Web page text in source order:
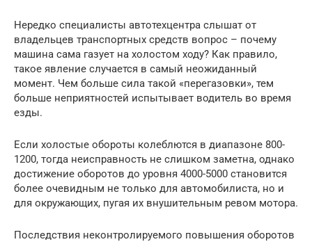
Нередко специалисты автотехцентра слышат от
владельцев транспортных средств вопрос – почему
машина сама газует на холостом ходу? Как правило,
такое явление случается в самый неожиданный
момент. Чем больше сила такой «перегазовки», тем
больше неприятностей испытывает водитель во время
езды.
Если холостые обороты колеблются в диапазоне 800-
1200, тогда неисправность не слишком заметна, однако
достижение оборотов до уровня 4000-5000 становится
более очевидным не только для автомобилиста, но и
для окружающих, пугая их внушительным ревом мотора.
Последствия неконтролируемого повышения оборотов